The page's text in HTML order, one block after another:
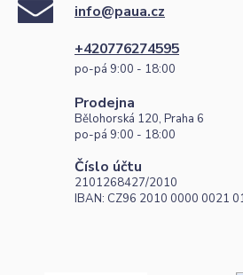
info@paua.cz
+420776274595
po-pá 9:00 - 18:00
Prodejna
Bělohorská 120, Praha 6
po-pá 9:00 - 18:00
Číslo účtu
2101268427/2010
IBAN: CZ96 2010 0000 0021